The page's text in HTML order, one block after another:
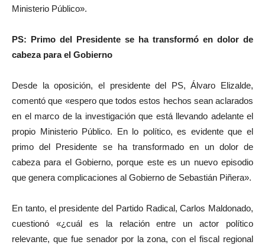
Ministerio Público».
PS: Primo del Presidente se ha transformó en dolor de
cabeza para el Gobierno
Desde la oposición, el presidente del PS, Álvaro Elizalde,
comentó que «espero que todos estos hechos sean aclarados
en el marco de la investigación que está llevando adelante el
propio Ministerio Público. En lo político, es evidente que el
primo del Presidente se ha transformado en un dolor de
cabeza para el Gobierno, porque este es un nuevo episodio
que genera complicaciones al Gobierno de Sebastián Piñera».
En tanto, el presidente del Partido Radical, Carlos Maldonado,
cuestionó «¿cuál es la relación entre un actor político
relevante, que fue senador por la zona, con el fiscal regional